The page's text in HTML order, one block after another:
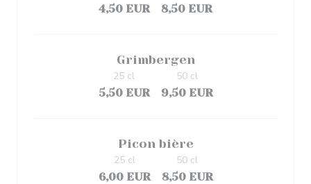
4,50 EUR
8,50 EUR
Grimbergen
5,50 EUR
25 cl
9,50 EUR
50 cl
Picon bière
6,00 EUR
25 cl
8,50 EUR
50 cl